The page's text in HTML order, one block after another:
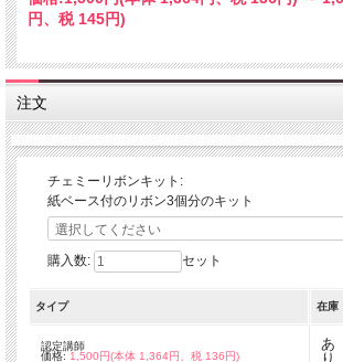
円、税 145円)
注文
チェミーリボンキット:
紙ベース付のリボン3個分のキット
購入数: セット
タイプ 在庫
認定講師
価格:1,500円(本体 1,364円、税 136円)
あ
り